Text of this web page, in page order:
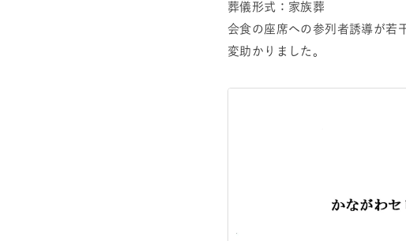
葬儀形式：家族葬
会食の座席への参列者誘導が若
変助かりました。